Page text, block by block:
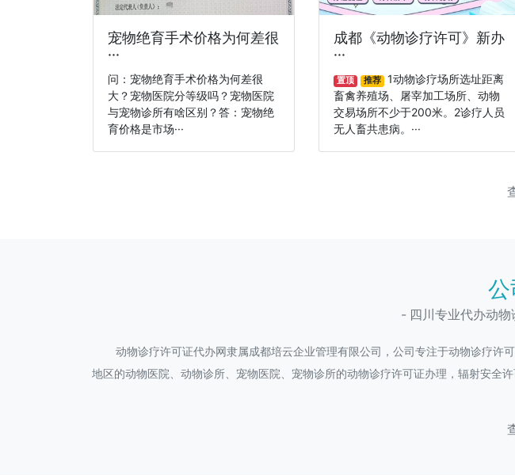
宠物绝育手术价格为何差很
···
问：宠物绝育手术价格为何差很
大？宠物医院分等级吗？宠物医院
与宠物诊所有啥区别？答：宠物绝
育价格是市场···
成都《动物诊疗许可》新办
···
置顶 推荐
1动物诊疗场所选址距离
畜禽养殖场、屠宰加工场所、动物
交易场所不少于200米。2诊疗人员
无人畜共患病。···
- 四川专业代办动
动物诊疗许可证代办网隶属成都培云企业管理有限公司，公司专注于动物诊疗
地区的动物医院、动物诊所、宠物医院、宠物诊所的动物诊疗许可证办理，辐射安全